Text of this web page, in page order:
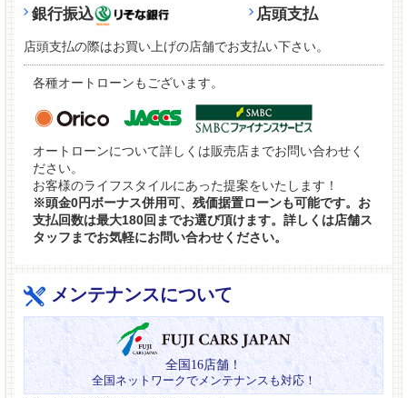
銀行振込 店頭支払
店頭支払の際はお買い上げの店舗でお支払い下さい。
各種オートローンもございます。
オートローンについて詳しくは販売店までお問い合わせく
ださい。
お客様のライフスタイルにあった提案をいたします！
※頭金0円ボーナス併用可、残価据置ローンも可能です。お
支払回数は最大180回までお選び頂けます。詳しくは店舗ス
タッフまでお気軽にお問い合わせください。
メンテナンスについて
全国16店舗！
全国ネットワークでメンテナンスも対応！